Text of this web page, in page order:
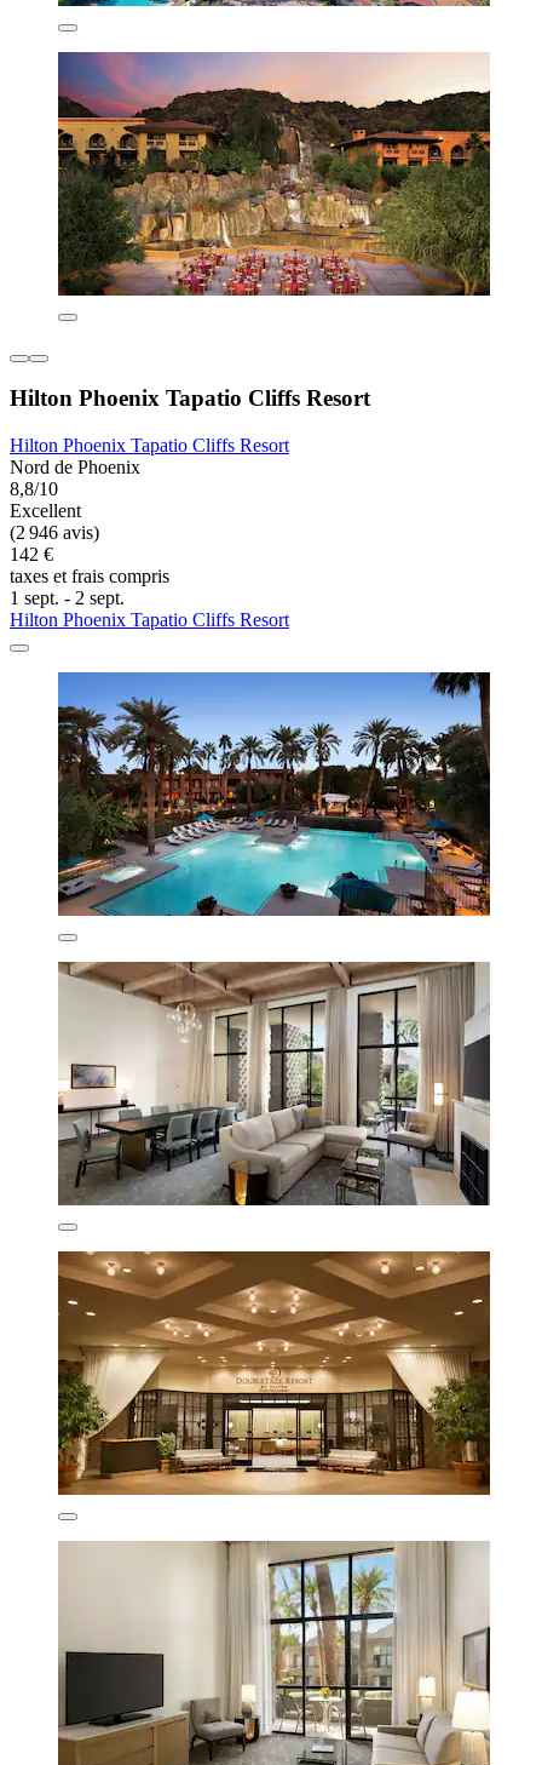
Hilton Phoenix Tapatio Cliffs Resort
Hilton Phoenix Tapatio Cliffs Resort
Nord de Phoenix
8,8/10
Excellent
(2 946 avis)
142 €
taxes et frais compris
1 sept. - 2 sept.
Hilton Phoenix Tapatio Cliffs Resort